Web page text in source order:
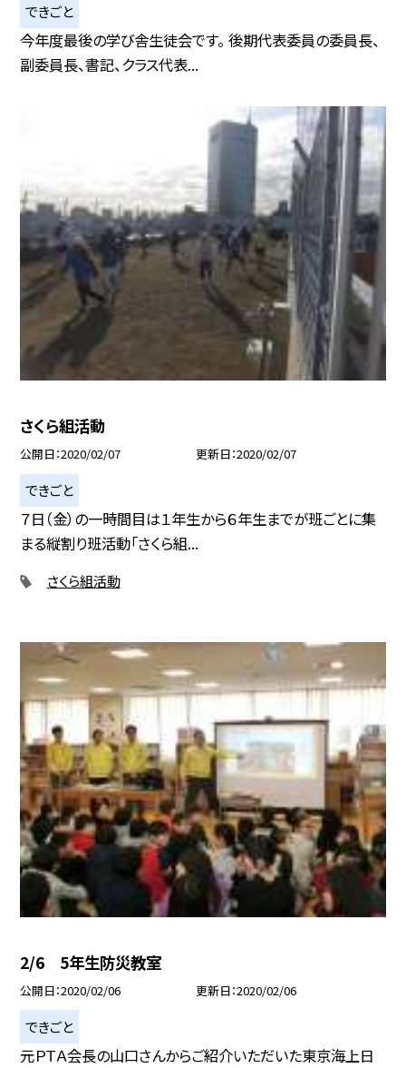
できごと
今年度最後の学び舎生徒会です。 後期代表委員の委員長、
副委員長、書記、クラス代表...
さくら組活動
公開日 2020/02/07 更新日 2020/02/07
できごと
７日（金）の一時間目は１年生から６年生までが班ごとに集
まる縦割り班活動「さくら組...
さくら組活動
2/6 5年生防災教室
公開日 2020/02/06 更新日 2020/02/06
できごと
元ＰＴＡ会長の山口さんからご紹介いただいた東京海上日